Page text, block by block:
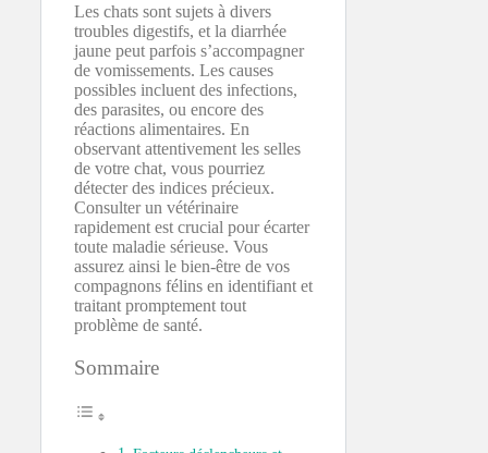
Les chats sont sujets à divers
troubles digestifs, et la diarrhée
jaune peut parfois s’accompagner
de vomissements. Les causes
possibles incluent des infections,
des parasites, ou encore des
réactions alimentaires. En
observant attentivement les selles
de votre chat, vous pourriez
détecter des indices précieux.
Consulter un vétérinaire
rapidement est crucial pour écarter
toute maladie sérieuse. Vous
assurez ainsi le bien-être de vos
compagnons félins en identifiant et
traitant promptement tout
problème de santé.
Sommaire